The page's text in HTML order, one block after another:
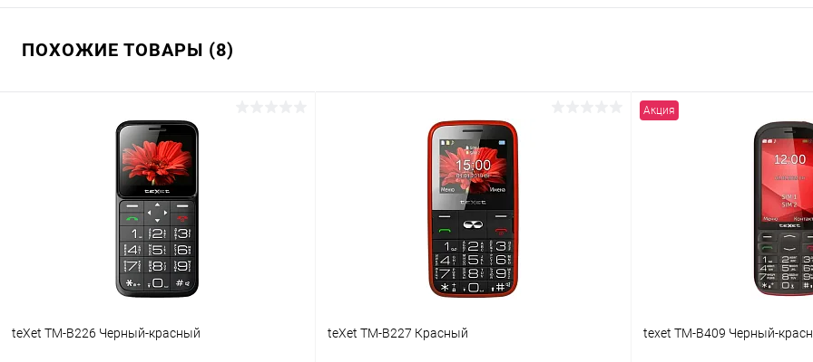
ПОХОЖИЕ ТОВАРЫ (8)
teXet TM-B226 Черный-красный teXet TM-B227 Красный
Акция
texet TM-B409 Черный-